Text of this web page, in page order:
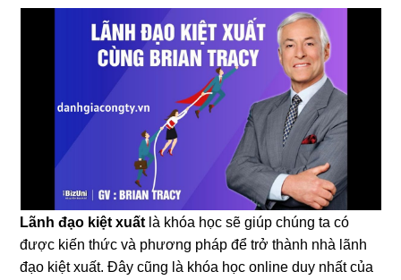
Lãnh đạo kiệt xuất là khóa học sẽ giúp chúng ta có
được kiến thức và phương pháp để trở thành nhà lãnh
đạo kiệt xuất. Đây cũng là khóa học online duy nhất của